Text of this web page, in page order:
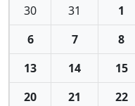
30
31 1
6
7 8
13
14 15
20
21 22